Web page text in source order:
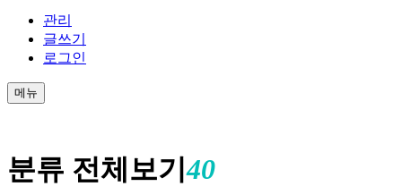
관리
글쓰기
로그인
메뉴
분류 전체보기40